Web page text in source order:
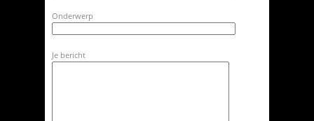
Onderwerp
Je bericht